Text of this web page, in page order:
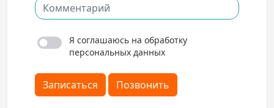
Я соглашаюсь на обработку
персональных данных
Записаться Позвонить